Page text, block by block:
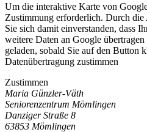
Um die interaktive Karte von
Zustimmung erforderlich. Durch
Sie sich damit einverstanden, dass
weitere Daten an Google
geladen, sobald Sie auf den Button
Datenübertragung zustimmen
Zustimmen
Maria Günzler-Väth
Seniorenzentrum Mömlingen
Danziger Straße 8
63853 Mömlingen